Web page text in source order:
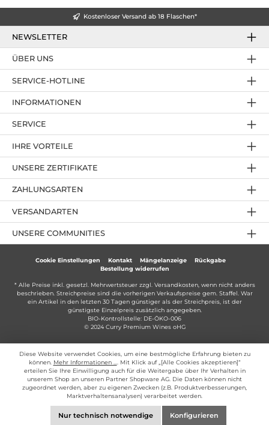
Kostenloser Versand ab 18 Flaschen*
NEWSLETTER
SERVICE-HOTLINE
IHRE VORTEILE
ZAHLUNGSARTEN
ÜBER UNS
UNSERE ZERTIFIKATE
INFORMATIONEN
SERVICE
UNSERE COMMUNITIES
VERSANDARTEN
Cookie Einstellungen Kontakt Mängelanzeige
Rückgabe
Bestellung widerrufen
* Alle Preise inkl. gesetzl. Mehrwertsteuer zzgl. Versandkosten, wenn nicht anders
beschrieben. Streichpreise sind die vorherigen Verkaufspreise gem. Staffel. War
ein Artikel in den letzten 30 Tagen günstiger als der Streichpreis, ist der
günstigste Einzelpreis zusätzlich angegeben.
BIO-Kontrollstelle: DE-ÖKO-006
© 2024 Curry Premium Wines oHG
Diese Website verwendet Cookies, um eine bestmögliche Erfahrung bieten zu
können. Mehr Informationen ...
. Mit Klick auf „[Alle Cookies akzeptieren]“
erteilen Sie Ihre Einwilligung auch für die Weitergabe über Ihr Verhalten in
unserem Shop an unseren Partner Shopware AG. Die Daten können nicht
zugeordnet werden, aber zu eigenen Zwecken (z.B. Produktverbesserungen,
Marktverhaltensanalysen) verarbeitet werden.
Nur technisch notwendige Konfigurieren